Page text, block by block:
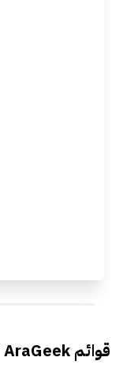
قوائم AraGeek الشهيرة